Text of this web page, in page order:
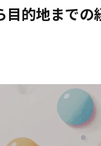
的地までの